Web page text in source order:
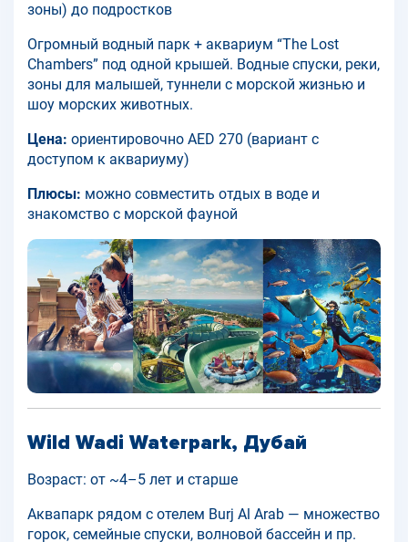
зоны) до подростков
Огромный водный парк + аквариум “The Lost
Chambers” под одной крышей. Водные спуски, реки,
зоны для малышей, туннели с морской жизнью и
шоу морских животных.
Цена: ориентировочно AED 270 (вариант с
доступом к аквариуму)
Плюсы: можно совместить отдых в воде и
знакомство с морской фауной
Wild Wadi Waterpark, Дубай
Возраст: от ~4–5 лет и старше
Аквапарк рядом с отелем Burj Al Arab — множество
горок, семейные спуски, волновой бассейн и пр.